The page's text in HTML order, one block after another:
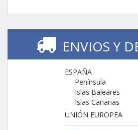
ENVIOS Y
ESPAÑA
Península
Islas Baleares
Islas Canarias
UNIÓN EUROPEA